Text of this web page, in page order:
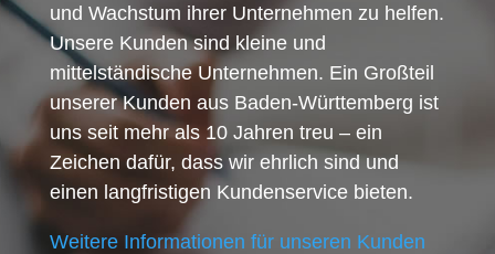
und Wachstum ihrer Unternehmen zu helfen.
Unsere Kunden sind kleine und
mittelständische Unternehmen. Ein Großteil
unserer Kunden aus Baden-Württemberg ist
uns seit mehr als 10 Jahren treu – ein
Zeichen dafür, dass wir ehrlich sind und
einen langfristigen Kundenservice bieten.
Weitere Informationen für unseren Kunden